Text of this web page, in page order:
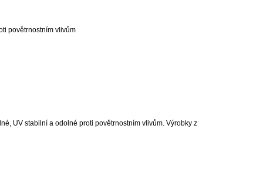
povětrnostním vlivům
UV stabilní a odolné proti povětrnostním vlivům. Výrobky z